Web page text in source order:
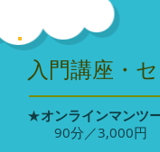
入門講座・
★オンラインマンツ
90分／3,000円